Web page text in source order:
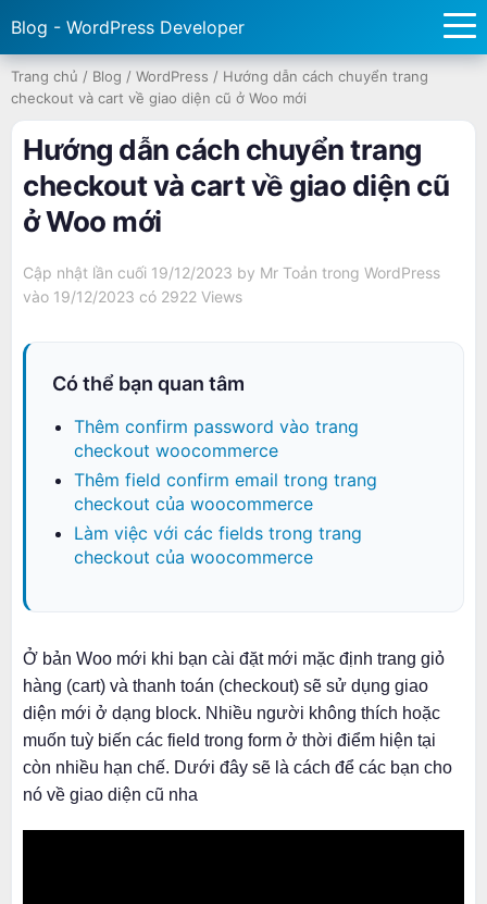
Blog - WordPress Developer
Trang chủ / Blog / WordPress / Hướng dẫn cách chuyển trang
checkout và cart về giao diện cũ ở Woo mới
Hướng dẫn cách chuyển trang
checkout và cart về giao diện cũ
ở Woo mới
Cập nhật lần cuối 19/12/2023 by Mr Toản trong WordPress
vào 19/12/2023 có 2922 Views
Có thể bạn quan tâm
Thêm confirm password vào trang
checkout woocommerce
Thêm field confirm email trong trang
checkout của woocommerce
Làm việc với các fields trong trang
checkout của woocommerce
Ở bản Woo mới khi bạn cài đặt mới mặc định trang giỏ
hàng (cart) và thanh toán (checkout) sẽ sử dụng giao
diện mới ở dạng block. Nhiều người không thích hoặc
muốn tuỳ biến các field trong form ở thời điểm hiện tại
còn nhiều hạn chế. Dưới đây sẽ là cách để các bạn cho
nó về giao diện cũ nha